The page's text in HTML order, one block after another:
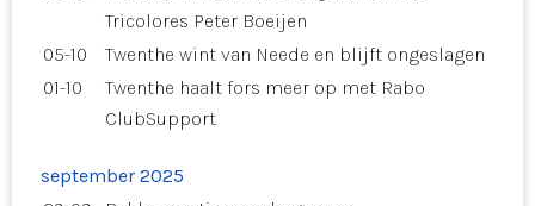
Tricolores Peter Boeijen
05-10
Twenthe wint van Neede en blijft ongeslagen
01-10
Twenthe haalt fors meer op met Rabo
ClubSupport
september 2025